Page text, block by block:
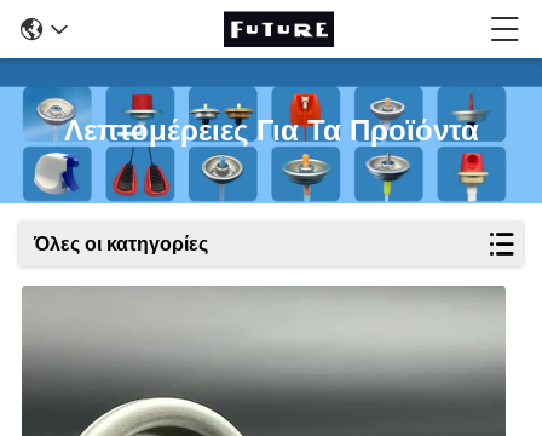
Λεπτομέρειες Για Τα Προϊόντα
Όλες οι κατηγορίες